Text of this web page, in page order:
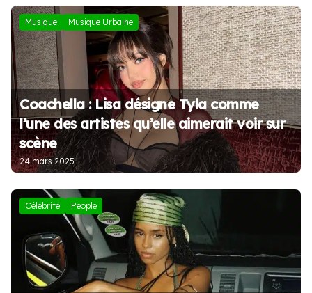
Musique Musique Urbaine
Coachella : Lisa désigne Tyla comme
l’une des artistes qu’elle aimerait voir sur
scène
24 mars 2025
Célébrité People